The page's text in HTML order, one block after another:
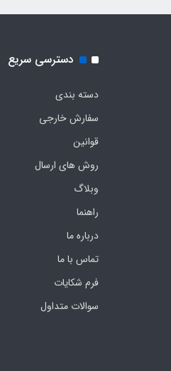
دسترسی سریع
دسته بندی
سفارش خارجی
قوانین
روش های ارسال
وبلاگ
راهنما
درباره ما
تماس با ما
فرم‌ شکایات
سوالات متداول